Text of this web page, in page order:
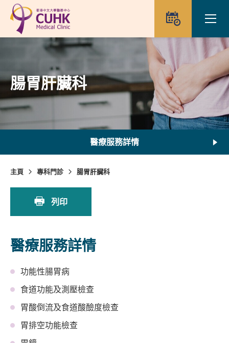
Skip to main content
預約
腸胃肝臟科
醫療服務詳情
主頁 專科門診 腸胃肝臟科
列印
醫療服務詳情
功能性腸胃病
食道功能及測壓檢查
胃酸倒流及食道酸醶度檢查
胃排空功能檢查